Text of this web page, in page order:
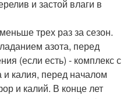
и застой влаги в
трех раз за сезон.
азота, перед
(если есть) - комплекс с
калия, перед началом
и калий. В конце лет